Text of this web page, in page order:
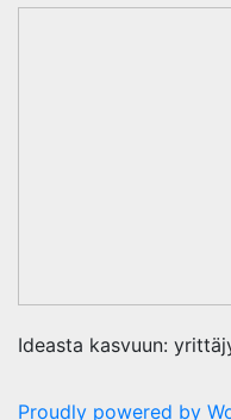
Ideasta kasvuun:
Proudly powered by